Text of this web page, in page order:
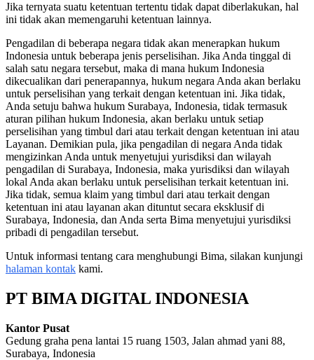
Jika ternyata suatu ketentuan tertentu tidak dapat diberlakukan, hal
ini tidak akan memengaruhi ketentuan lainnya.
Pengadilan di beberapa negara tidak akan menerapkan hukum
Indonesia untuk beberapa jenis perselisihan. Jika Anda tinggal di
salah satu negara tersebut, maka di mana hukum Indonesia
dikecualikan dari penerapannya, hukum negara Anda akan berlaku
untuk perselisihan yang terkait dengan ketentuan ini. Jika tidak,
Anda setuju bahwa hukum Surabaya, Indonesia, tidak termasuk
aturan pilihan hukum Indonesia, akan berlaku untuk setiap
perselisihan yang timbul dari atau terkait dengan ketentuan ini atau
Layanan. Demikian pula, jika pengadilan di negara Anda tidak
mengizinkan Anda untuk menyetujui yurisdiksi dan wilayah
pengadilan di Surabaya, Indonesia, maka yurisdiksi dan wilayah
lokal Anda akan berlaku untuk perselisihan terkait ketentuan ini.
Jika tidak, semua klaim yang timbul dari atau terkait dengan
ketentuan ini atau layanan akan dituntut secara eksklusif di
Surabaya, Indonesia, dan Anda serta Bima menyetujui yurisdiksi
pribadi di pengadilan tersebut.
Untuk informasi tentang cara menghubungi Bima, silakan kunjungi
halaman kontak kami.
PT BIMA DIGITAL INDONESIA
Kantor Pusat
Gedung graha pena lantai 15 ruang 1503, Jalan ahmad yani 88,
Surabaya, Indonesia